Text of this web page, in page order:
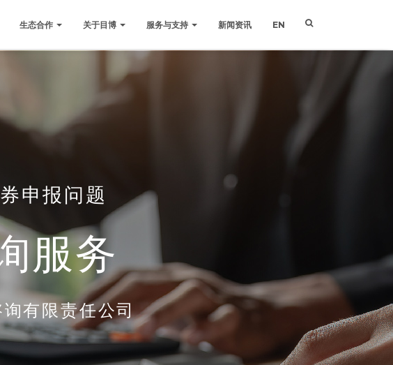
生态合作 关于目博 服务与支持 新闻资讯 EN
申报问题
服务
有限责任公司